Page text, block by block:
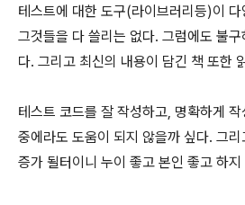
테스트에 대한 도구(라이브러리등)이
그것들을 다 쓸리는 없다. 그럼에도 불
다. 그리고 최신의 내용이 담긴 책 또한
테스트 코드를 잘 작성하고, 명확하게
중에라도 도움이 되지 않을까 싶다. 그
증가 될터이니 누이 좋고 본인 좋고 하지